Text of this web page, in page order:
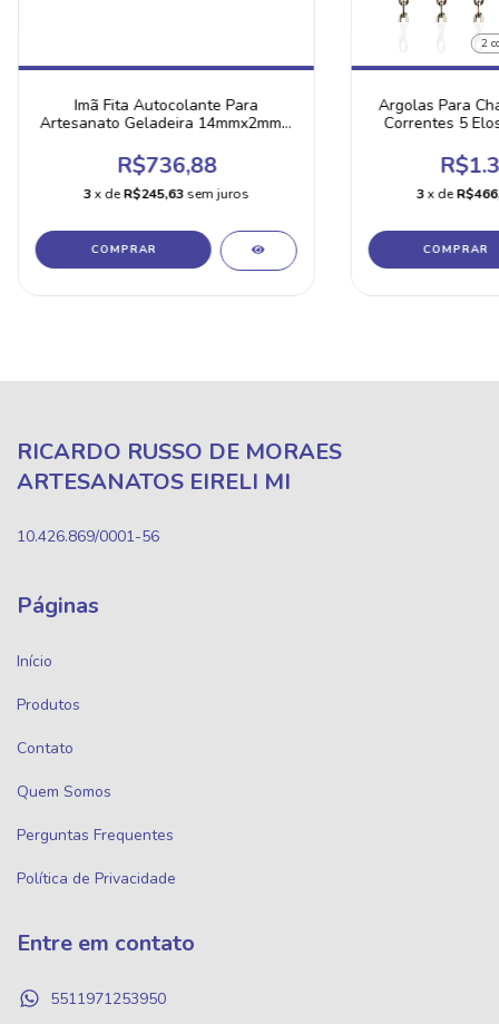
Imã Fita Autocolante Para
Artesanato Geladeira 14mmx2mm -
R$736,88
3x deR$245,63sem juros
2
Argolas Para
Correntes 5
3x de
COMPRAR
RICARDO RUSSO DE MORAES
ARTESANATOS EIRELI MI
10.426.869/0001-56
Páginas
Início
Produtos
Contato
Quem Somos
Perguntas Frequentes
Política de Privacidade
Entre em contato
5511971253950